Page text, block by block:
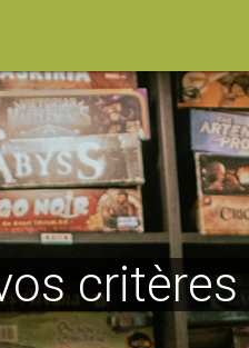
critères